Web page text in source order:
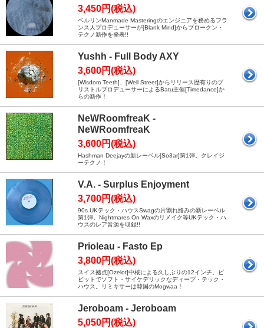
3,450円(税込)
ベルリンManmade Masteringのエンジニアを務めるフラ
ンス人プロデューサーが[Blank Mind]からブロークン・
テクノ新作を発表!!
Yushh - Full Body AXY
3,600円(税込)
[Wisdom Teeth]、[Well Street]からリリース歴有りのブ
リストルプロデューサーによるBatu主催[Timedance]か
らの新作！
NeWRoomfreaK -
NeWRoomfreaK
3,600円(税込)
Hashman Deejayの新レーベル[So3ar]第1弾。クレイジ
ーテクノ！
V.A. - Surplus Enjoyment
3,700円(税込)
90s UKテック・ハウスSwagの片割れ絡みの新レーベル
第1弾。Nightmares On Waxのリメイク等UKテック・ハ
ウスのレア音源を収録!!
Prioleau - Fasto Ep
3,800円(税込)
スイス拠点[Ozelot]中核による久しぶりの12インチ。ビ
ビットでソフト・サイケデリックなディープ・テック・
ハウス。リミキサーは韓国のMogwaa！
Jeroboam - Jeroboam
5,050円(税込)